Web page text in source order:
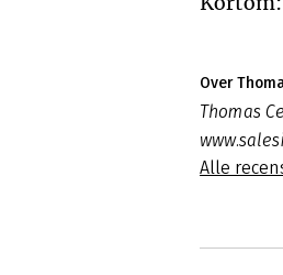
Over
Thomas
Alle